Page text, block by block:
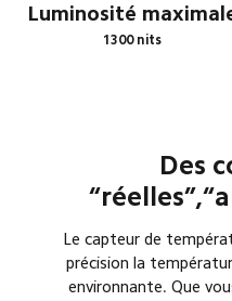
Luminosité
1300 nits
Des
Le capteur de
précision la
environnante. Que